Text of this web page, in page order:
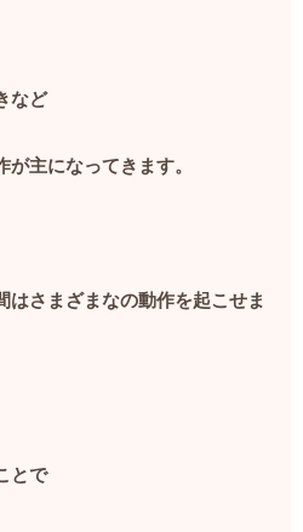
など
主になってきます。
はさまざまなの動作を起こせま
とで